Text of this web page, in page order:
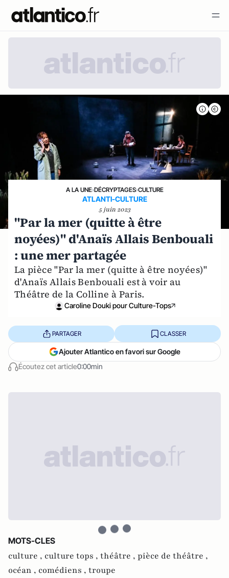
A LA UNE›DÉCRYPTAGES›CULTURE
ATLANTI-CULTURE
5 juin 2023
"Par la mer (quitte à être
noyées)" d'Anaïs Allais Benbouali
: une mer partagée
La pièce "Par la mer (quitte à être noyées)"
d'Anaïs Allais Benbouali est à voir au
Théâtre de la Colline à Paris.
Caroline Douki pour Culture-Tops
Écoutez cet article0:00min
PARTAGER CLASSER
Ajouter Atlantico en favori sur Google
MOTS-CLES
culture , culture tops , théâtre , pièce de théâtre ,
océan , comédiens , troupe